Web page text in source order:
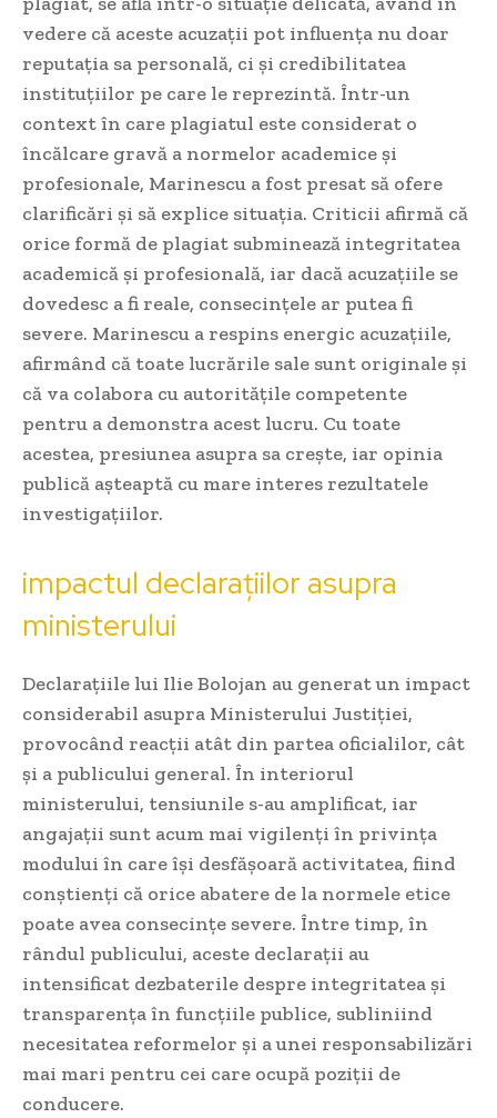
vedere că aceste acuzații pot influența nu doar
reputația sa personală, ci și credibilitatea
instituțiilor pe care le reprezintă. Într-un
context în care plagiatul este considerat o
încălcare gravă a normelor academice și
profesionale, Marinescu a fost presat să ofere
clarificări și să explice situația. Criticii afirmă că
orice formă de plagiat subminează integritatea
academică și profesională, iar dacă acuzațiile se
dovedesc a fi reale, consecințele ar putea fi
severe. Marinescu a respins energic acuzațiile,
afirmând că toate lucrările sale sunt originale și
că va colabora cu autoritățile competente
pentru a demonstra acest lucru. Cu toate
acestea, presiunea asupra sa crește, iar opinia
publică așteaptă cu mare interes rezultatele
investigațiilor.
impactul declarațiilor asupra
ministerului
Declarațiile lui Ilie Bolojan au generat un impact
considerabil asupra Ministerului Justiției,
provocând reacții atât din partea oficialilor, cât
și a publicului general. În interiorul
ministerului, tensiunile s-au amplificat, iar
angajații sunt acum mai vigilenți în privința
modului în care își desfășoară activitatea, fiind
conștienți că orice abatere de la normele etice
poate avea consecințe severe. Între timp, în
rândul publicului, aceste declarații au
intensificat dezbaterile despre integritatea și
transparența în funcțiile publice, subliniind
necesitatea reformelor și a unei responsabilizări
mai mari pentru cei care ocupă poziții de
conducere.